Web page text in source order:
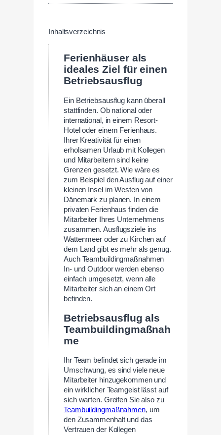
Inhaltsverzeichnis
Ferienhäuser als
ideales Ziel für einen
Betriebsausflug
Ein Betriebsausflug kann überall
stattfinden. Ob national oder
international, in einem Resort-
Hotel oder einem Ferienhaus.
Ihrer Kreativität für einen
erholsamen Urlaub mit Kollegen
und Mitarbeitern sind keine
Grenzen gesetzt. Wie wäre es
zum Beispiel den Ausflug auf einer
kleinen Insel im Westen von
Dänemark zu planen. In einem
privaten Ferienhaus finden die
Mitarbeiter Ihres Unternehmens
zusammen. Ausflugsziele ins
Wattenmeer oder zu Kirchen auf
dem Land gibt es mehr als genug.
Auch Teambuildingmaßnahmen
In- und Outdoor werden ebenso
einfach umgesetzt, wenn alle
Mitarbeiter sich an einem Ort
befinden.
Betriebsausflug als
Teambuildingmaßnah
me
Ihr Team befindet sich gerade im
Umschwung, es sind viele neue
Mitarbeiter hinzugekommen und
ein wirklicher Teamgeist lässt auf
sich warten. Greifen Sie also zu
Teambuildingmaßnahmen, um
den Zusammenhalt und das
Vertrauen der Kollegen